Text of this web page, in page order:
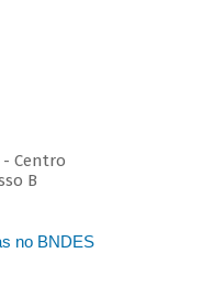
- Centro
B
no BNDES